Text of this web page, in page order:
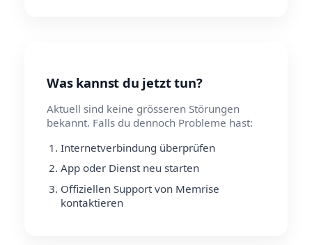
Was kannst du jetzt tun?
Aktuell sind keine grösseren Störungen
bekannt. Falls du dennoch Probleme hast:
Internetverbindung überprüfen
App oder Dienst neu starten
Offiziellen Support von Memrise
kontaktieren